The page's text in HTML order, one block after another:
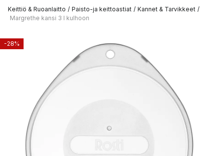
Keittiö & Ruoanlaitto / Paisto-ja keittoastiat / Kannet & Tarvikkeet /
Margrethe kansi 3 l kulhoon
-28%